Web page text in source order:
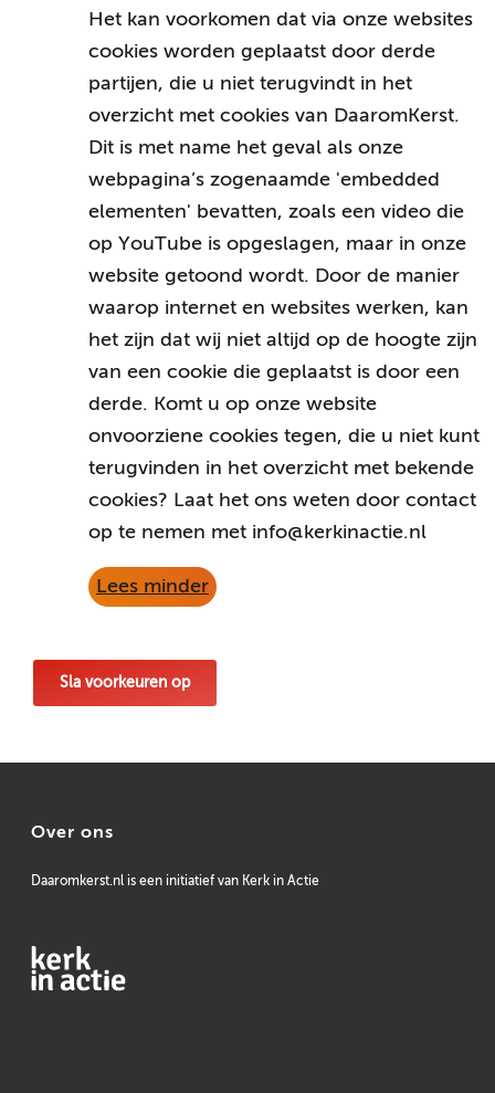
Het kan voorkomen dat via onze websites
cookies worden geplaatst door derde
partijen, die u niet terugvindt in het
overzicht met cookies van DaaromKerst.
Dit is met name het geval als onze
webpagina’s zogenaamde 'embedded
elementen' bevatten, zoals een video die
op YouTube is opgeslagen, maar in onze
website getoond wordt. Door de manier
waarop internet en websites werken, kan
het zijn dat wij niet altijd op de hoogte zijn
van een cookie die geplaatst is door een
derde. Komt u op onze website
onvoorziene cookies tegen, die u niet kunt
terugvinden in het overzicht met bekende
cookies? Laat het ons weten door contact
op te nemen met info@kerkinactie.nl
Lees minder
Sla voorkeuren op
Over ons
Daaromkerst.nl is een initiatief van Kerk in Actie